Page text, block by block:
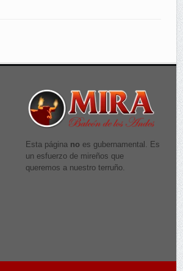
Esta página no es gubernamental. Es
un esfuerzo de mireños que
queremos a nuestro terruño.